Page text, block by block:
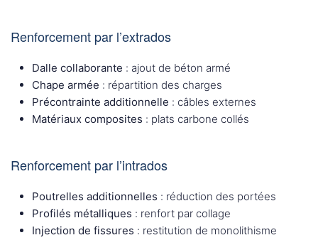
Renforcement par l’extrados
Dalle collaborante : ajout de béton armé
Chape armée : répartition des charges
Précontrainte additionnelle : câbles externes
Matériaux composites : plats carbone collés
Renforcement par l’intrados
Poutrelles additionnelles : réduction des portées
Profilés métalliques : renfort par collage
Injection de fissures : restitution de monolithisme